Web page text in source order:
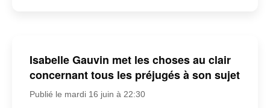
Isabelle Gauvin met les choses au clair
concernant tous les préjugés à son sujet
Publié le mardi 16 juin à 22:30